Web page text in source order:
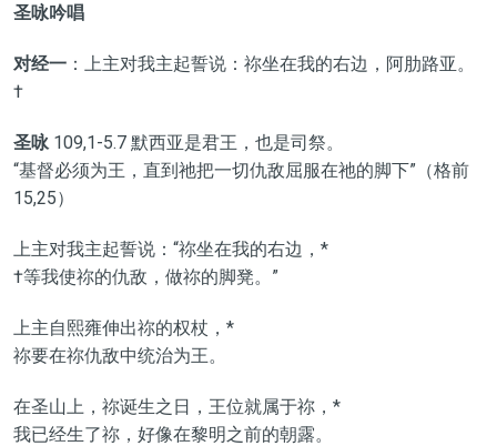
圣咏吟唱
对经一：上主对我主起誓说：祢坐在我的右边，阿肋路亚。
†
圣咏 109,1-5.7 默西亚是君王，也是司祭。
“基督必须为王，直到祂把一切仇敌屈服在祂的脚下”（格前
15,25）
上主对我主起誓说：“祢坐在我的右边，*
†等我使祢的仇敌，做祢的脚凳。”
上主自熙雍伸出祢的权杖，*
祢要在祢仇敌中统治为王。
在圣山上，祢诞生之日，王位就属于祢，*
我已经生了祢，好像在黎明之前的朝露。